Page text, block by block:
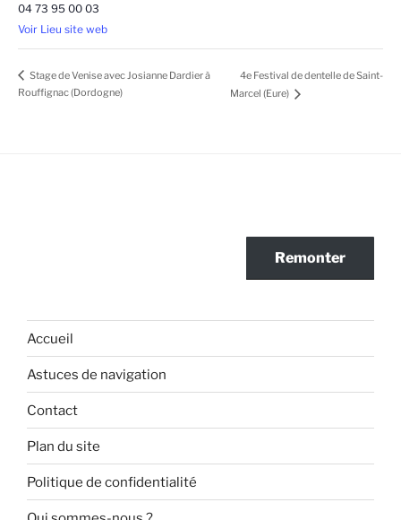
04 73 95 00 03
Voir Lieu site web
Stage de Venise avec Josianne Dardier à
Rouffignac (Dordogne)
4e Festival de dentelle de Saint-
Marcel (Eure)
Remonter
Accueil
Astuces de navigation
Contact
Plan du site
Politique de confidentialité